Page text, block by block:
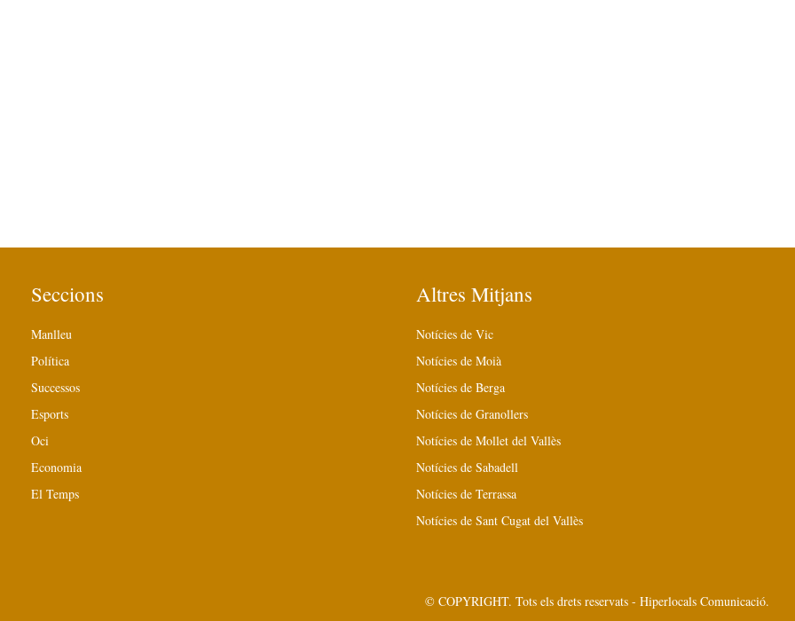
Seccions
Manlleu
Política
Successos
Esports
Oci
Economia
El Temps
Altres Mitjans
Notícies de Vic
Notícies de Moià
Notícies de Berga
Notícies de Granollers
Notícies de Mollet del Vallès
Notícies de Sabadell
Notícies de Terrassa
Notícies de Sant Cugat del Vallès
© COPYRIGHT. Tots els drets reservats - Hiperlocals Comunicació.